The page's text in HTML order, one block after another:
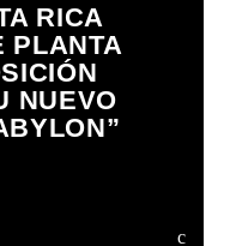
RICA
PLANTA
NUEVO